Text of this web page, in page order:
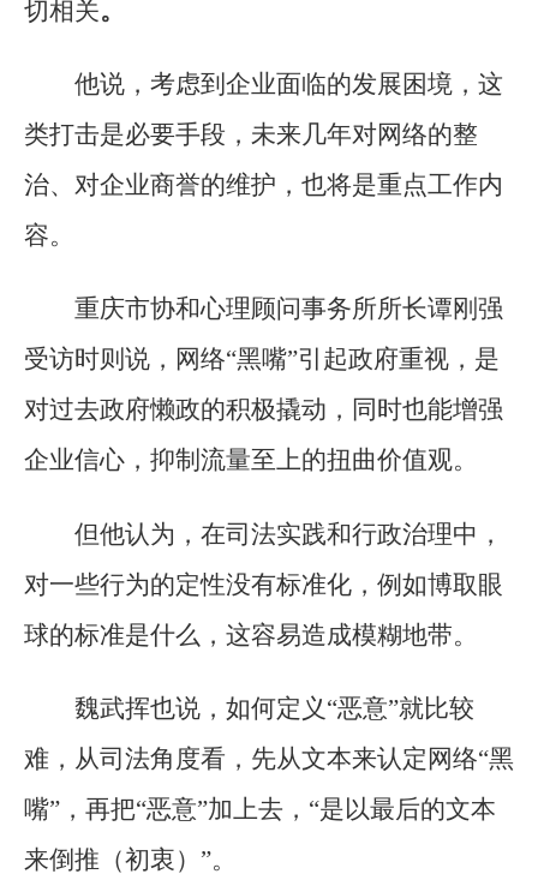
切相关。
他说，考虑到企业面临的发展困境，这
类打击是必要手段，未来几年对网络的整
治、对企业商誉的维护，也将是重点工作内
容。
重庆市协和心理顾问事务所所长谭刚强
受访时则说，网络“黑嘴”引起政府重视，是
对过去政府懒政的积极撬动，同时也能增强
企业信心，抑制流量至上的扭曲价值观。
但他认为，在司法实践和行政治理中，
对一些行为的定性没有标准化，例如博取眼
球的标准是什么，这容易造成模糊地带。
魏武挥也说，如何定义“恶意”就比较
难，从司法角度看，先从文本来认定网络“黑
嘴”，再把“恶意”加上去，“是以最后的文本
来倒推（初衷）”。